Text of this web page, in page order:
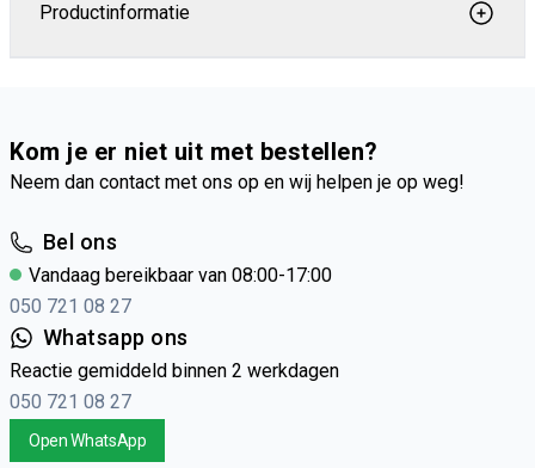
Productinformatie
Kom je er niet uit met bestellen?
Neem dan contact met ons op en wij helpen je op weg!
Bel ons
Vandaag bereikbaar van 08:00-17:00
050 721 08 27
Whatsapp ons
Reactie gemiddeld binnen 2 werkdagen
050 721 08 27
Open WhatsApp